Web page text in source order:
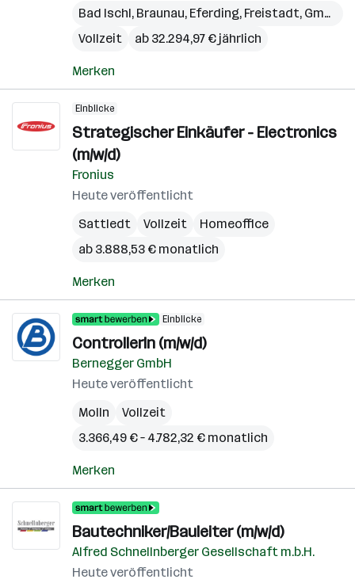
Bad Ischl, Braunau, Eferding, Freistadt, Gmunden
Vollzeit
ab 32.294,97 € jährlich
Merken
Einblicke
Strategischer Einkäufer - Electronics
(m/w/d)
Fronius
Heute veröffentlicht
Sattledt
Vollzeit
Homeoffice
ab 3.888,53 € monatlich
Merken
Einblicke
ControllerIn (m/w/d)
Bernegger GmbH
Heute veröffentlicht
Molln
Vollzeit
3.366,49 € – 4.782,32 € monatlich
Merken
Bautechniker/Bauleiter (m/w/d)
Alfred Schnellnberger Gesellschaft m.b.H.
Heute veröffentlicht